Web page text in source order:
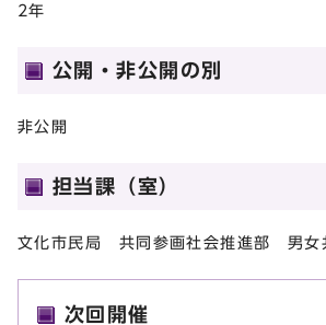
2年
公開・非公開の別
非公開
担当課（室）
文化市民局 共同参画社会推進部 男女
次回開催